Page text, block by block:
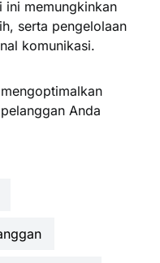
ini memungkinkan
serta pengelolaan
komunikasi.
Anda